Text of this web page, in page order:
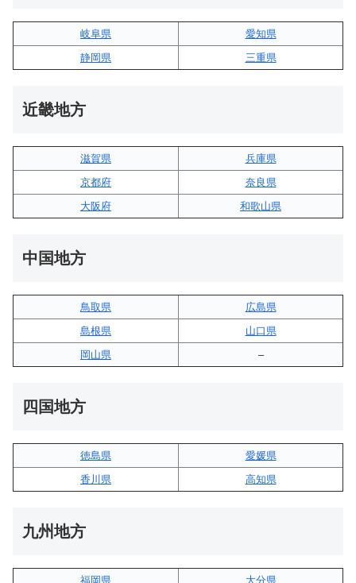
岐阜県
愛知県
静岡県
三重県
近畿地方
滋賀県
兵庫県
京都府
奈良県
大阪府
和歌山県
中国地方
鳥取県
広島県
島根県
山口県
岡山県
–
四国地方
徳島県
愛媛県
香川県
高知県
九州地方
福岡県 大分県